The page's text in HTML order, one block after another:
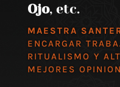
Ojo, etc.
MAESTRA
ENCARGAR
RITUALISMO Y
MEJORES